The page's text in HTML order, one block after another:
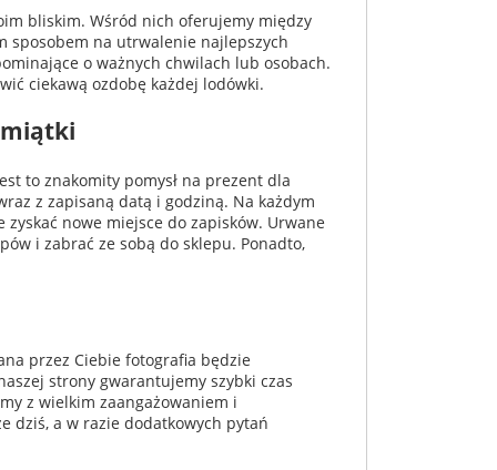
bliskim. Wśród nich oferujemy między
sposobem na utrwalenie najlepszych
o ważnych chwilach lub osobach.
ciekawą ozdobę każdej lodówki.
to znakomity pomysł na prezent dla
z zapisaną datą i godziną. Na każdym
nowe miejsce do zapisków. Urwane
i zabrać ze sobą do sklepu. Ponadto,
przez Ciebie fotografia będzie
strony gwarantujemy szybki czas
z wielkim zaangażowaniem i
dziś, a w razie dodatkowych pytań